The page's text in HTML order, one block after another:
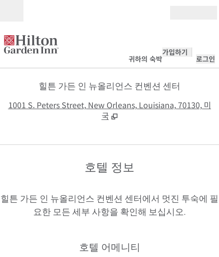
귀하의 숙박
가입하기
로그인
힐튼 가든 인 뉴올리언스 컨벤션 센터
1001 S. Peters Street, New Orleans, Louisiana, 70130, 미
국
호텔 정보
힐튼 가든 인 뉴올리언스 컨벤션 센터에서 멋진 투숙에 필
요한 모든 세부 사항을 확인해 보십시오.
호텔 어메니티